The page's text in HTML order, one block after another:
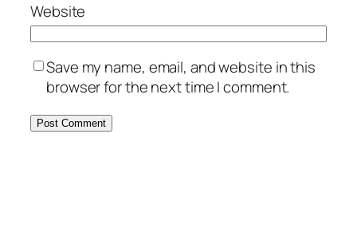
Website
Save my name, email, and website in this
browser for the next time I comment.